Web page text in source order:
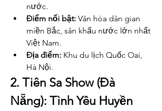
nước.
Điểm nổi bật: Văn hóa dân gian
miền Bắc, sân khấu nước lớn nhất
Việt Nam.
Địa điểm: Khu du lịch Quốc Oai,
Hà Nội.
2. Tiên Sa Show (Đà
Nẵng): Tình Yêu Huyền